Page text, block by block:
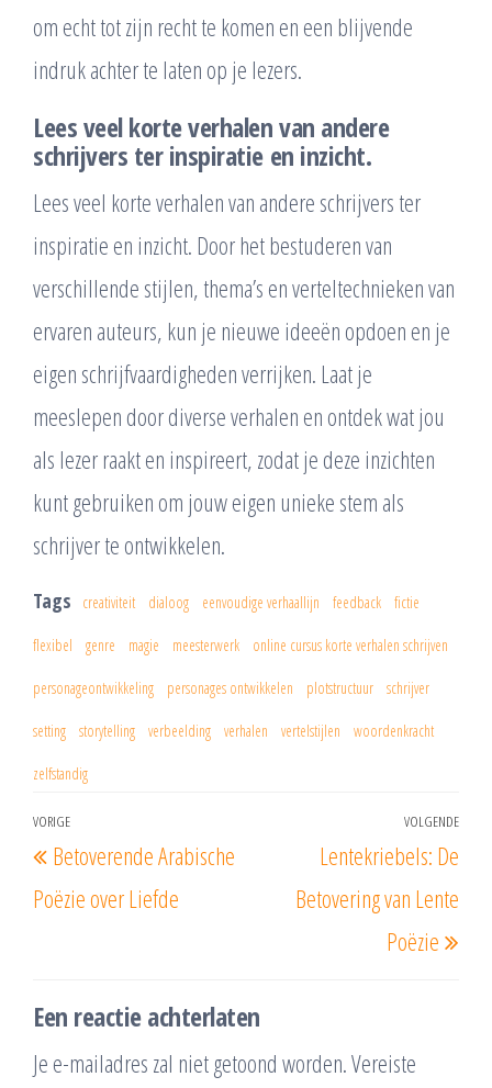
om echt tot zijn recht te komen en een blijvende
indruk achter te laten op je lezers.
Lees veel korte verhalen van andere
schrijvers ter inspiratie en inzicht.
Lees veel korte verhalen van andere schrijvers ter
inspiratie en inzicht. Door het bestuderen van
verschillende stijlen, thema’s en verteltechnieken van
ervaren auteurs, kun je nieuwe ideeën opdoen en je
eigen schrijfvaardigheden verrijken. Laat je
meeslepen door diverse verhalen en ontdek wat jou
als lezer raakt en inspireert, zodat je deze inzichten
kunt gebruiken om jouw eigen unieke stem als
schrijver te ontwikkelen.
Tags creativiteit dialoog eenvoudige verhaallijn feedback fictie
flexibel genre magie meesterwerk online cursus korte verhalen schrijven
personageontwikkeling personages ontwikkelen plotstructuur schrijver
setting storytelling verbeelding verhalen vertelstijlen woordenkracht
zelfstandig
Berichtnavigatie
Vorig
bericht
VORIGE
Betoverende Arabische
Poëzie over Liefde
VOLGENDE
Lentekriebels: De
Betovering van Lente
Poëzie
Een reactie achterlaten
Je e-mailadres zal niet getoond worden.Vereiste